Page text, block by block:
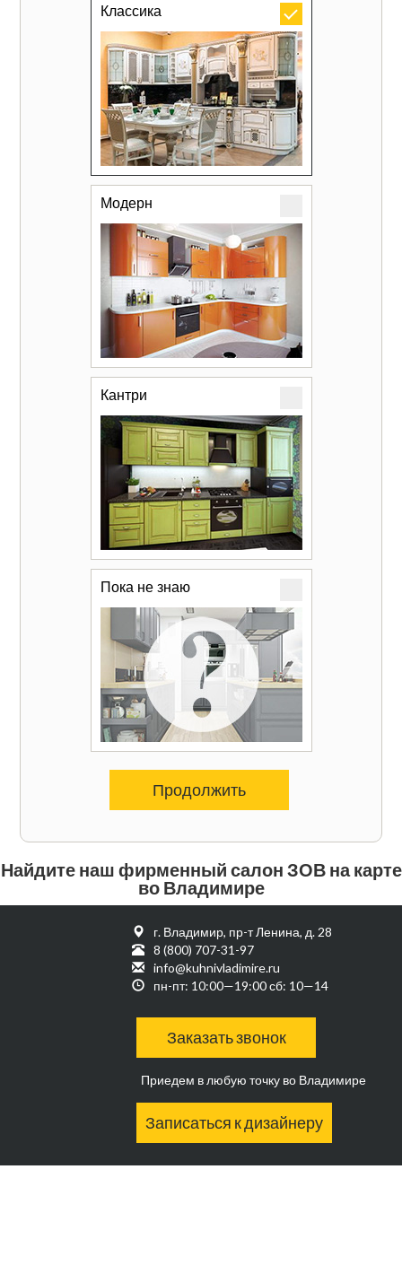
Классика
Модерн
Кантри
Пока не знаю
Продолжить
Найдите наш фирменный салон ЗОВ на карте
во Владимире
г. Владимир, пр-т Ленина, д. 28
8 (800) 707-31-97
info@kuhnivladimire.ru
пн-пт: 10:00—19:00 сб: 10—14
Заказать звонок
Приедем в любую точку во Владимире
Записаться к дизайнеру